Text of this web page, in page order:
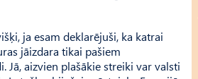
ja esam deklarējuši, ka katrai
jāizdara tikai pašiem
Jā, aizvien plašākie streiki var valsti